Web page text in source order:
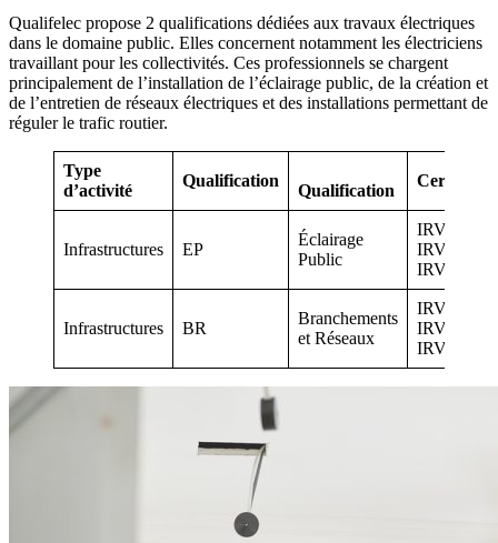
Qualifelec propose 2 qualifications dédiées aux travaux électriques
dans le domaine public. Elles concernent notamment les électriciens
travaillant pour les collectivités. Ces professionnels se chargent
principalement de l’installation de l’éclairage public, de la création et
de l’entretien de réseaux électriques et des installations permettant de
réguler le trafic routier.
Type
d’activité
Qualification
Qualification
Infrastructures EP
Éclairage
Public
IRVE1
IRVE2
IRVE3
Infrastructures BR
Branchements
et Réseaux
IRVE1
IRVE2
IRVE3